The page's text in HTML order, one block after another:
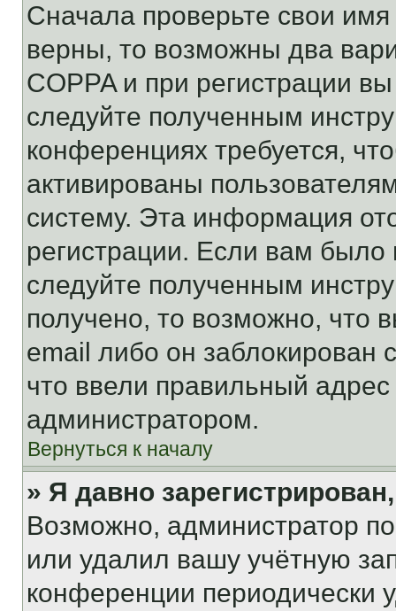
Сначала проверьте свои
верны, то возможны два
COPPA и при регистрации
следуйте полученным
конференциях требуется,
активированы
систему. Эта информация
регистрации. Если вам
следуйте полученным
получено, то возможно, что
email либо он
что ввели правильный адрес
администратором.
Вернуться к началу
» Я давно
Возможно, администратор
или удалил вашу учётную
конференции периодически